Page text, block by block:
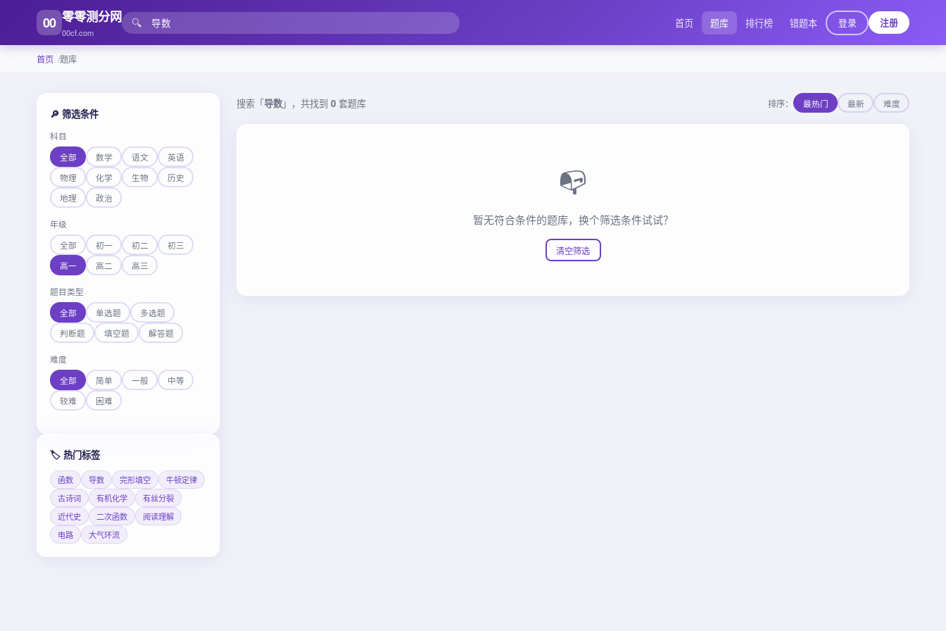
00 零零测分网
00cf.com
🔍 首页 题库 排行榜 错题本 登录 注册
首页 题库
🔎 筛选条件
科目
全部
数学 语文
英语
物理
化学 生物
历史
地理
政治
年级
全部
初一 初二
初三
高一
高二 高三
题目类型
全部
单选题
多选题
判断题
填空题 解答题
难度
全部
简单 一般
中等
较难
困难
🏷️ 热门标签
函数 导数 完形填空
牛顿定律
古诗词
有机化学
有丝分裂
近代史
二次函数
阅读理解
电路
大气环流
搜索「导数」，共找到 0 套题库 排序： 最热门 最新 难度
📭
暂无符合条件的题库，换个筛选条件试试？
清空筛选